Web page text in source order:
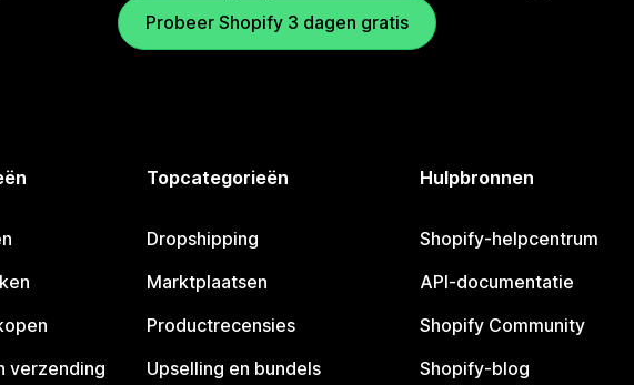
Probeer Shopify 3 dagen gratis
verzending
Topcategorieën
Dropshipping
Marktplaatsen
Productrecensies
Upselling en bundels
Hulpbronnen
Shopify-helpcentrum
API-documentatie
Shopify Community
Shopify-blog